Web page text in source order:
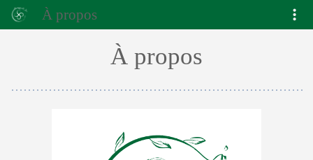
À propos
À propos